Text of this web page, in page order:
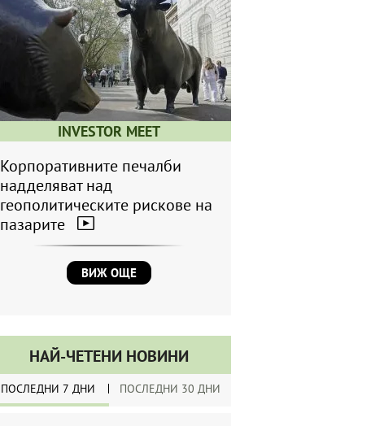
INVESTOR MEET
Корпоративните печалби
надделяват над
геополитическите рискове на
пазарите
ВИЖ ОЩЕ
НАЙ-ЧЕТЕНИ НОВИНИ
ПОСЛЕДНИ 7 ДНИ ПОСЛЕДНИ 30 ДНИ